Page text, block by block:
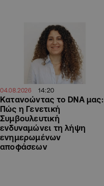
04.08.2026 14:20
Κατανοώντας το DNA μας:
Πώς η Γενετική
Συμβουλευτική
ενδυναμώνει τη λήψη
ενημερωμένων
αποφάσεων